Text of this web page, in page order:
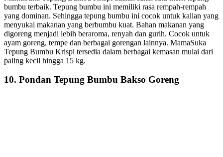
bumbu terbaik. Tepung bumbu ini memiliki rasa rempah-rempah
yang dominan. Sehingga tepung bumbu ini cocok untuk kalian yang
menyukai makanan yang berbumbu kuat. Bahan makanan yang
digoreng menjadi lebih beraroma, renyah dan gurih. Cocok untuk
ayam goreng, tempe dan berbagai gorengan lainnya. MamaSuka
Tepung Bumbu Krispi tersedia dalam berbagai kemasan mulai dari
paling kecil hingga 15 kg.
10. Pondan Tepung Bumbu Bakso Goreng